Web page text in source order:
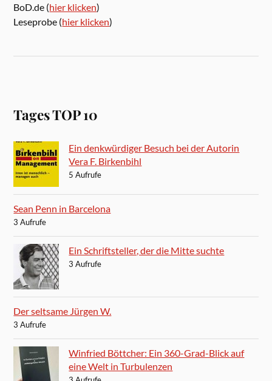
BoD.de (hier klicken)
Leseprobe (hier klicken)
Tages TOP 10
Ein denkwürdiger Besuch bei der Autorin
Vera F. Birkenbihl
5 Aufrufe
Sean Penn in Barcelona
3 Aufrufe
Ein Schriftsteller, der die Mitte suchte
3 Aufrufe
Der seltsame Jürgen W.
3 Aufrufe
Winfried Böttcher: Ein 360-Grad-Blick auf
eine Welt in Turbulenzen